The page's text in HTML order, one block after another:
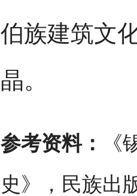
伯族建筑文
晶。
参考资料：
史》，民族出